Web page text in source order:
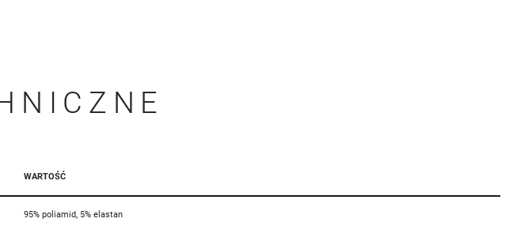
WARTOŚĆ
95% poliamid, 5% elastan